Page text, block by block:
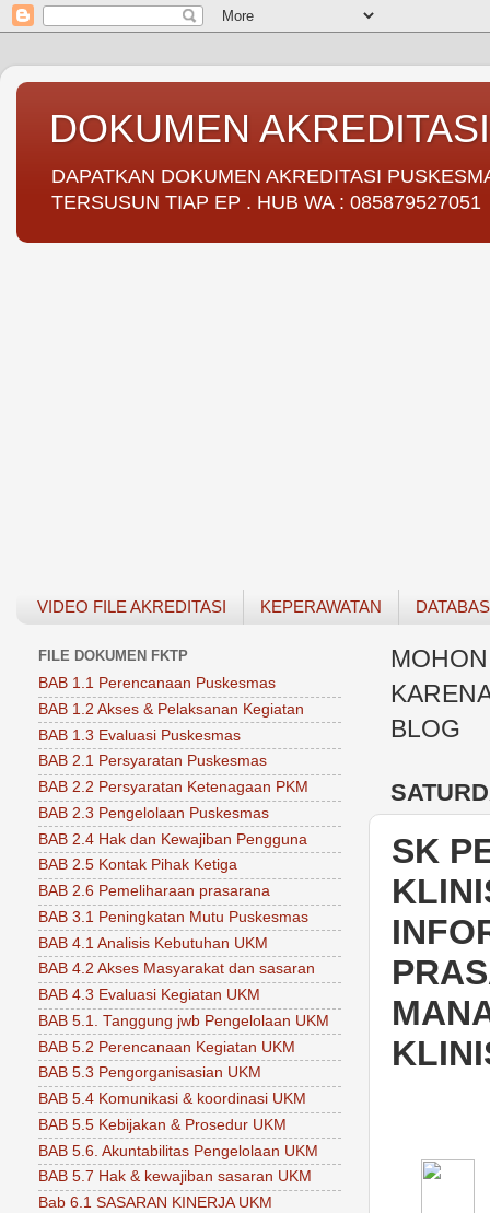
DOKUMEN
DAPATKAN DOKUMEN AKREDITASI
TERSUSUN TIAP EP . HUB WA : 085879527051
VIDEO FILE AKREDITASI KEPERAWATAN
BLOG
SK
FILE DOKUMEN FKTP
BAB 1.1 Perencanaan Puskesmas
BAB 1.2 Akses & Pelaksanan Kegiatan
BAB 1.3 Evaluasi Puskesmas
BAB 2.1 Persyaratan Puskesmas
BAB 2.2 Persyaratan Ketenagaan PKM
BAB 2.3 Pengelolaan Puskesmas
BAB 2.4 Hak dan Kewajiban Pengguna
BAB 2.5 Kontak Pihak Ketiga
BAB 2.6 Pemeliharaan prasarana
BAB 3.1 Peningkatan Mutu Puskesmas
BAB 4.1 Analisis Kebutuhan UKM
BAB 4.2 Akses Masyarakat dan sasaran
BAB 4.3 Evaluasi Kegiatan UKM
BAB 5.1. Tanggung jwb Pengelolaan UKM
BAB 5.2 Perencanaan Kegiatan UKM
BAB 5.3 Pengorganisasian UKM
BAB 5.4 Komunikasi & koordinasi UKM
BAB 5.5 Kebijakan & Prosedur UKM
BAB 5.6. Akuntabilitas Pengelolaan UKM
BAB 5.7 Hak & kewajiban sasaran UKM
Bab 6.1 SASARAN KINERJA UKM